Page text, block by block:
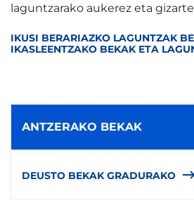
laguntzarako aukerez eta
IKUSI BERARIAZKO LAGUNTZAK
IKASLEENTZAKO BEKAK ETA
ANTZERAKO BEKAK
DEUSTO BEKAK GRADURAKO